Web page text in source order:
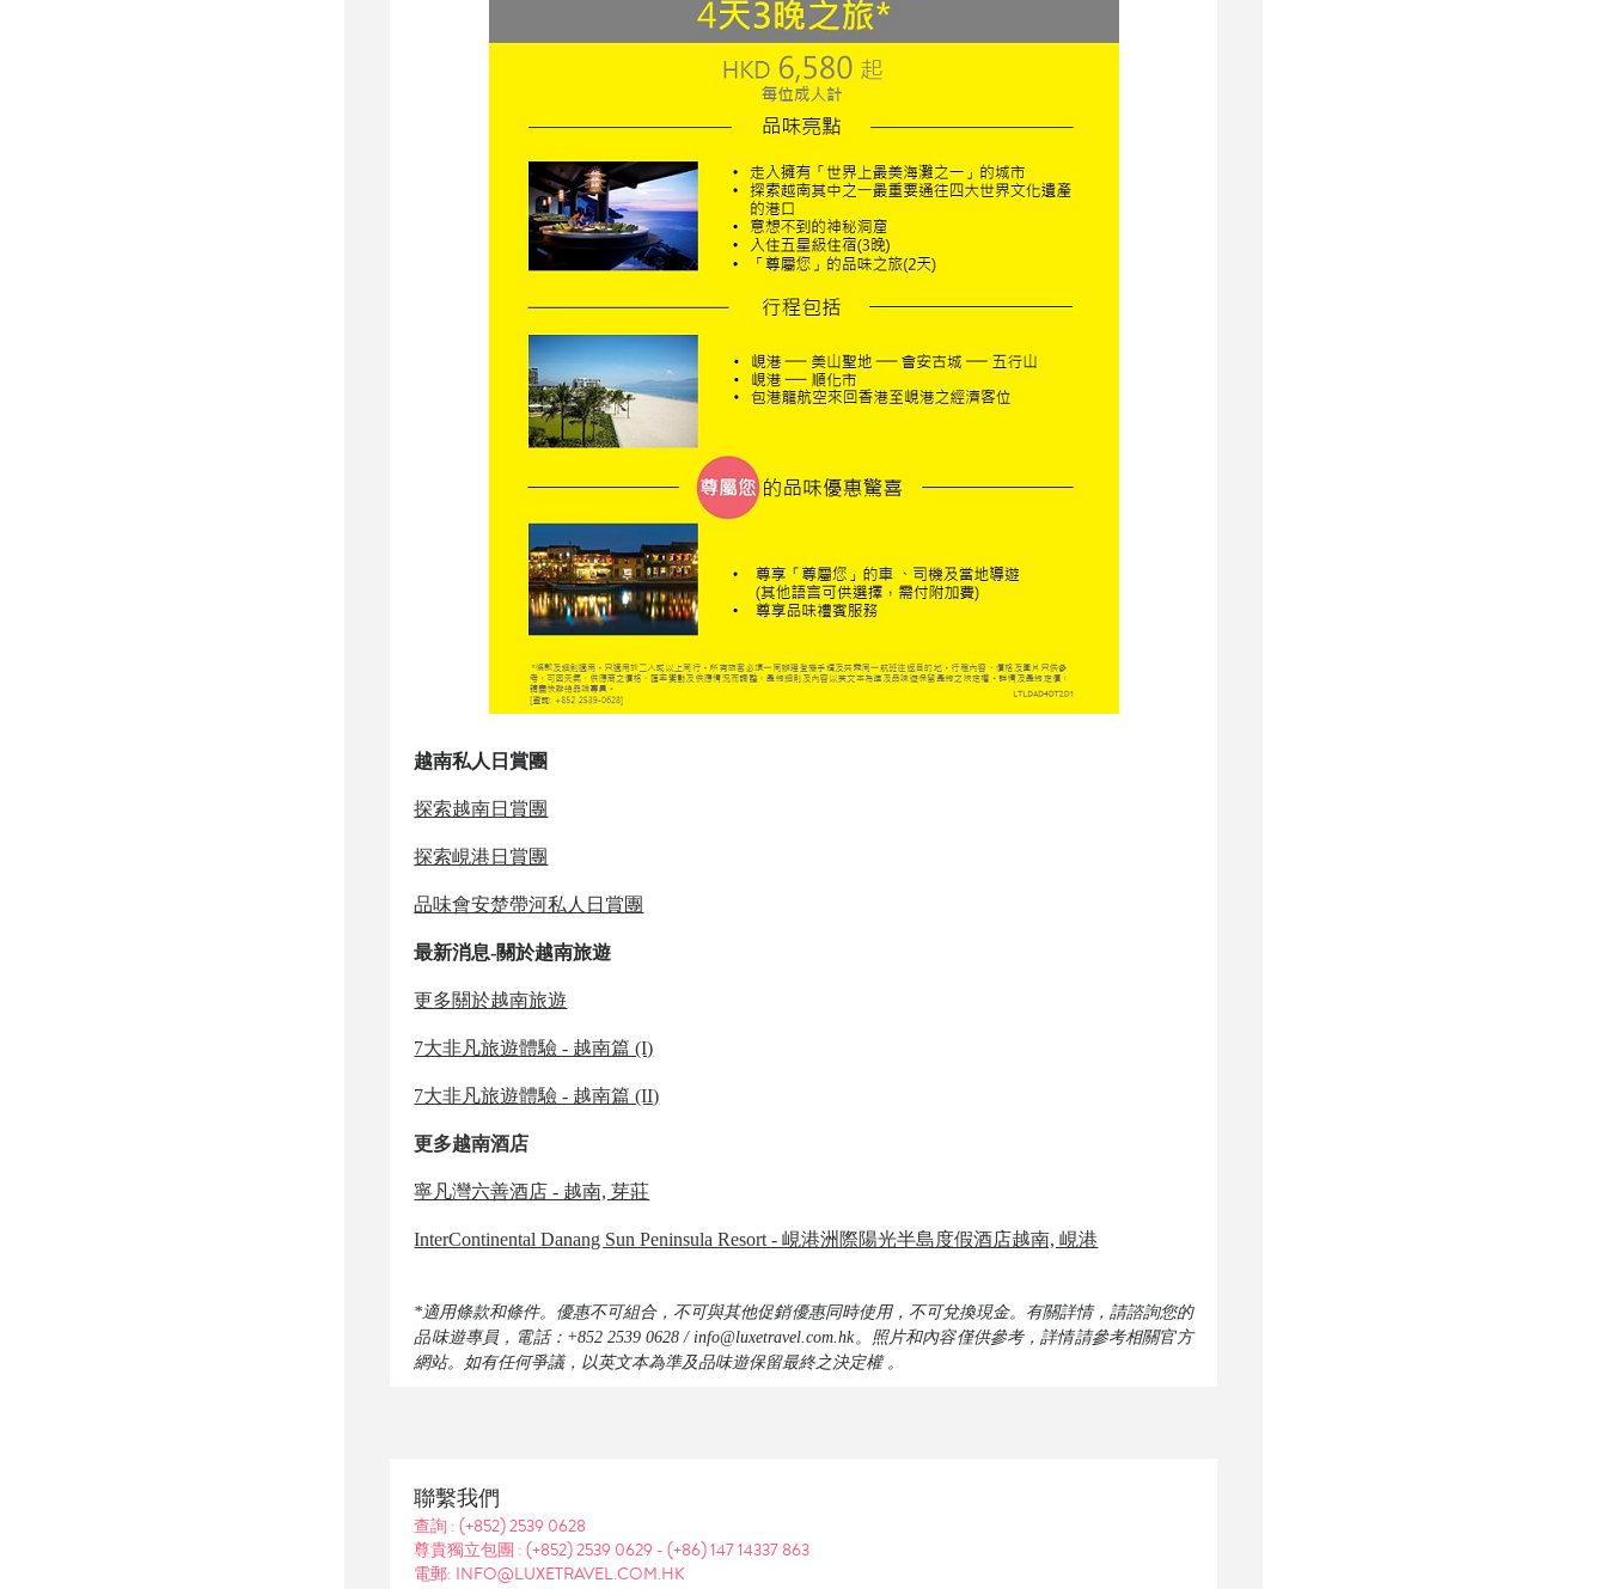
越南私人日賞團
探索越南日賞團
探索峴港日賞團
品味會安楚帶河私人日賞團
最新消息-關於越南旅遊
更多關於越南旅遊
7大非凡旅遊體驗 - 越南篇 (I)
7大非凡旅遊體驗 - 越南篇 (II)
更多越南酒店
寧凡灣六善酒店 - 越南, 芽莊
InterContinental Danang Sun Peninsula Resort - 峴港洲際陽光半島度假酒店越南, 峴港
*適用條款和條件。優惠不可組合，不可與其他促銷優惠同時使用，不可兌換現金。有關詳情，請諮詢您的
品味遊專員，電話：+852 2539 0628 / info@luxetravel.com.hk。照片和內容僅供參考，詳情請參考相關官方
網站。如有任何爭議，以英文本為準及品味遊保留最終之決定權 。
聯繫我們
查詢 :(+852) 2539 0628
尊貴獨立包團 :(+852) 2539 0629 -(+86) 147 14337 863
電郵: INFO@LUXETRAVEL.COM.HK